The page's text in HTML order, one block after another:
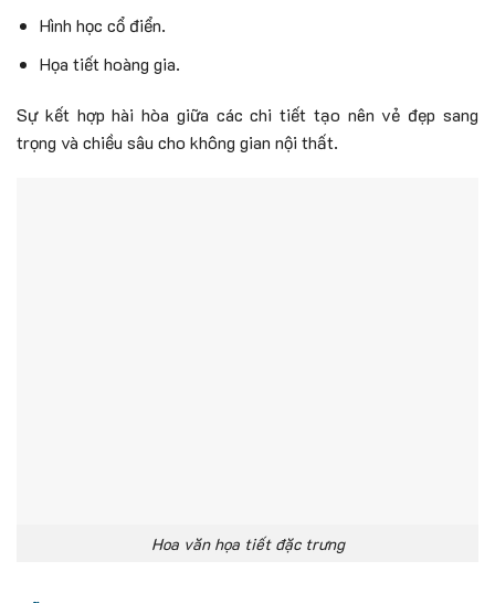
Hình học cổ điển.
Họa tiết hoàng gia.
Sự kết hợp hài hòa giữa các chi tiết tạo nên vẻ đẹp sang
trọng và chiều sâu cho không gian nội thất.
Hoa văn họa tiết đặc trưng